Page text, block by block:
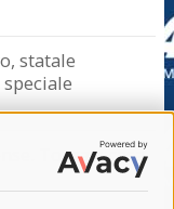
statale
Torna a casa